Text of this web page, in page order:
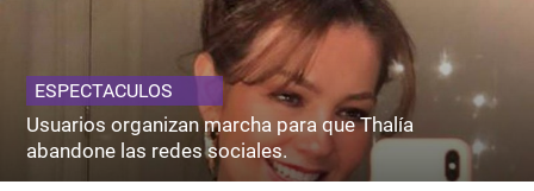
ESPECTACULOS
Usuarios organizan marcha para que Thalía
abandone las redes sociales.